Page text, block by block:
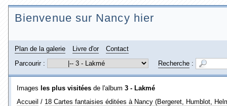
Bienvenue sur Nancy hier
Plan de la galerie Livre d'or
Contact
Parcourir :
Recherche :
Images les plus visitées de l'album 3 - Lakmé
Accueil / 18 Cartes fantaisies éditées à Nancy (Bergeret, Humblot,